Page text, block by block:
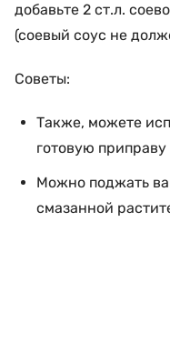
добавьте 2 ст.л.
(соевый соус не
Советы:
Также, можете
готовую
Можно поджать
смазанной